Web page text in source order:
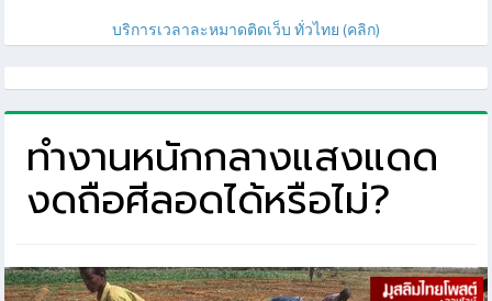
บริการเวลาละหมาดติดเว็บ ทั่วไทย (คลิก)
ทำงานหนักกลางแสงแดด
งดถือศีลอดได้หรือไม่?